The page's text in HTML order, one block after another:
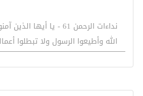
نداءات الرحمن 61 - يا أيها
الله وأطيعوا الرسول ولا تبطلوا